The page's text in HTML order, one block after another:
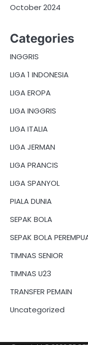
October 2024
Categories
INGGRIS
LIGA 1 INDONESIA
LIGA EROPA
LIGA INGGRIS
LIGA ITALIA
LIGA JERMAN
LIGA PRANCIS
LIGA SPANYOL
PIALA DUNIA
SEPAK BOLA
SEPAK BOLA
TIMNAS SENIOR
TIMNAS U23
TRANSFER PEMAIN
Uncategorized